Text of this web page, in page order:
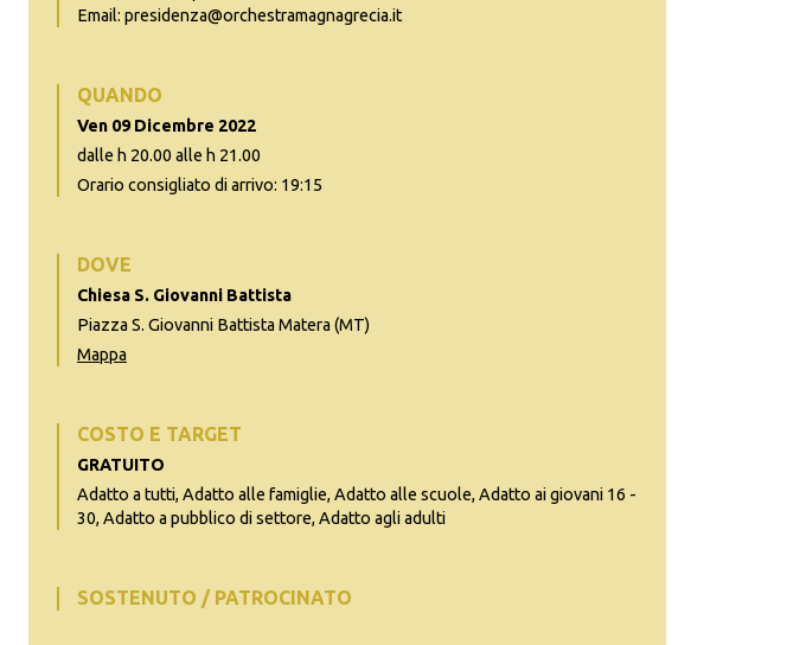
Email: presidenza@orchestramagnagrecia.it
QUANDO
Ven 09 Dicembre 2022
dalle h 20.00 alle h 21.00
Orario consigliato di arrivo: 19:15
DOVE
Chiesa S. Giovanni Battista
Piazza S. Giovanni Battista Matera (MT)
Mappa
COSTO E TARGET
GRATUITO
Adatto a tutti, Adatto alle famiglie, Adatto alle scuole, Adatto ai giovani 16 -
30, Adatto a pubblico di settore, Adatto agli adulti
SOSTENUTO / PATROCINATO